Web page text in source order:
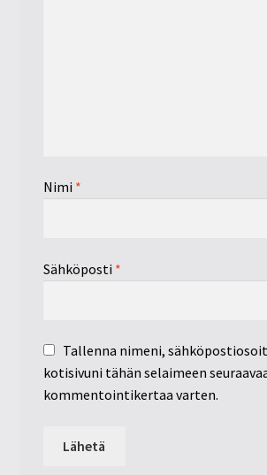
Nimi *
Sähköposti *
Tallenna nimeni,
kotisivuni tähän selaimeen
kommentointikertaa varten.